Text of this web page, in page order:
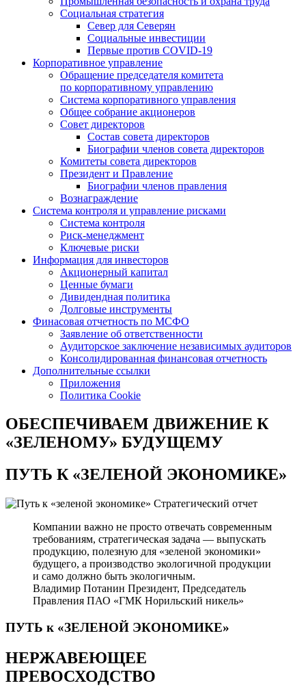
Социальная стратегия
Север для Северян
Социальные инвестиции
Первые против COVID‑19
Корпоративное управление
Обращение председателя комитета
по корпоративному управлению
Система корпоративного управления
Общее собрание акционеров
Совет директоров
Состав совета директоров
Биографии членов совета директоров
Комитеты совета директоров
Президент и Правление
Биографии членов правления
Вознаграждение
Система контроля и управление рисками
Система контроля
Риск-менеджмент
Ключевые риски
Информация для инвесторов
Акционерный капитал
Ценные бумаги
Дивидендная политика
Долговые инструменты
Финасовая отчетность по МСФО
Заявление об ответственности
Аудиторское заключение независимых аудиторов
Консолидированная финансовая отчетность
Дополнительные ссылки
Приложения
Политика Cookie
ОБЕСПЕЧИВАЕМ ДВИЖЕНИЕ К
«ЗЕЛЕНОМУ» БУДУЩЕМУ
ПУТЬ К«ЗЕЛЕНОЙ ЭКОНОМИКЕ»
Стратегический отчет
Компании важно не просто отвечать современным
требованиям, стратегическая задача — выпускать
продукцию, полезную для «зеленой экономики»
будущего, а производство экологичной продукции
и само должно быть экологичным.
Владимир Потанин Президент, Председатель
Правления ПАО «ГМК Норильский никель»
ПУТЬ к «ЗЕЛЕНОЙ ЭКОНОМИКЕ»
НЕРЖАВЕЮЩЕЕ
ПРЕВОСХОДСТВО